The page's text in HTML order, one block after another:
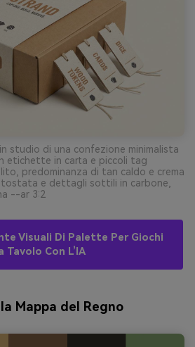
studio di una confezione minimalista
etichette in carta e piccoli tag
predominanza di tan caldo e crema
e dettagli sottili in carbone,
--ar 3:2
Visuali Di Palette Per Giochi
Tavolo Con L’IA
Mappa del Regno